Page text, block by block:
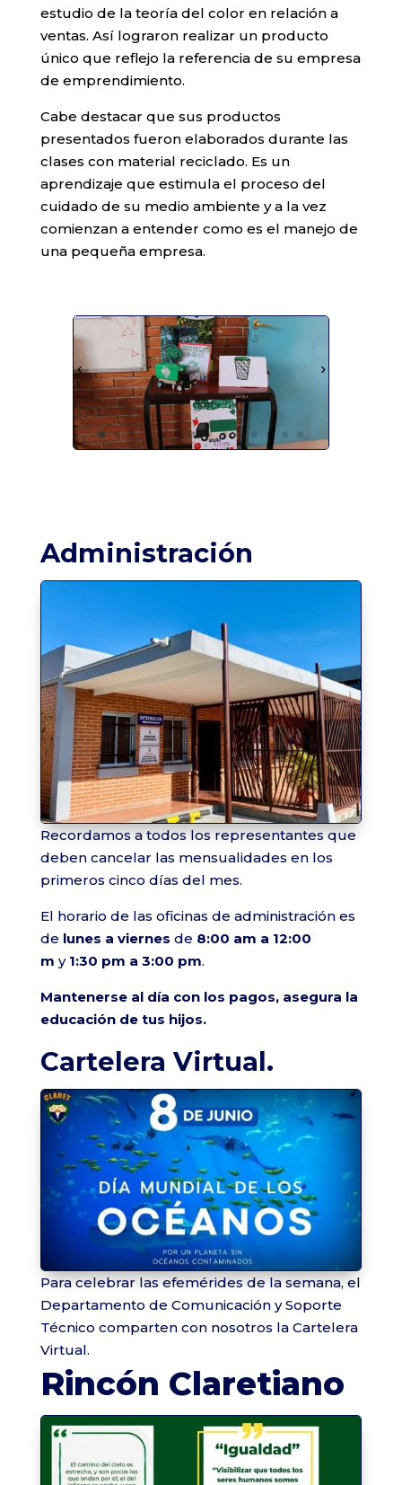
estudio de la teoría del color en relación a
ventas. Así lograron realizar un producto
único que reflejo la referencia de su empresa
de emprendimiento.
Cabe destacar que sus productos
presentados fueron elaborados durante las
clases con material reciclado. Es un
aprendizaje que estimula el proceso del
cuidado de su medio ambiente y a la vez
comienzan a entender como es el manejo de
una pequeña empresa.
Administración
Recordamos a todos los representantes que
deben cancelar las mensualidades en los
primeros cinco días del mes.
El horario de las oficinas de administración es
de lunes a viernes de 8:00 am a 12:00
m y 1:30 pm a 3:00 pm.
Mantenerse al día con los pagos, asegura la
educación de tus hijos.
Cartelera Virtual.
Para celebrar las efemérides de la semana, el
Departamento de Comunicación y Soporte
Técnico comparten con nosotros la Cartelera
Virtual.
Rincón Claretiano